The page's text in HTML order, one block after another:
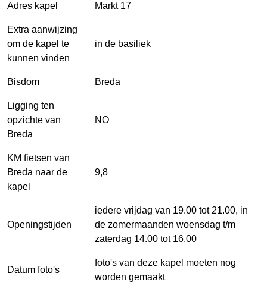
Adres kapel Markt 17
Extra aanwijzing
om de kapel te
kunnen vinden
in de basiliek
Bisdom Breda
Ligging ten
opzichte van
Breda
NO
KM fietsen van
Breda naar de
kapel
9,8
Openingstijden
iedere vrijdag van 19.00 tot 21.00, in
de zomermaanden woensdag t/m
zaterdag 14.00 tot 16.00
Datum foto's
foto's van deze kapel moeten nog
worden gemaakt